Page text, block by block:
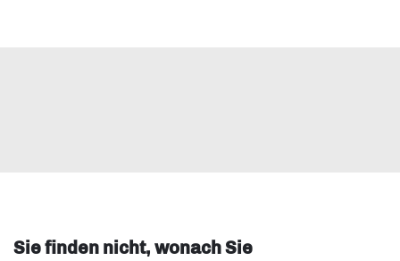
Sie finden nicht, wonach Sie